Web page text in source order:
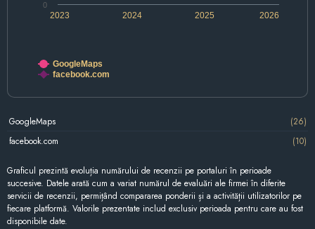
2024 2026
2023 2025
0
GoogleMaps
facebook.com
GoogleMaps
(26)
facebook.com
(10)
Graficul prezintă evoluția numărului de recenzii pe portaluri în perioade
succesive. Datele arată cum a variat numărul de evaluări ale firmei în diferite
servicii de recenzii, permițând compararea ponderii și a activității utilizatorilor pe
fiecare platformă. Valorile prezentate includ exclusiv perioada pentru care au fost
disponibile date.